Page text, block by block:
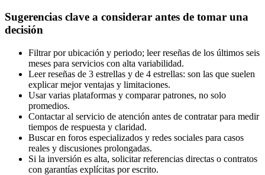
Sugerencias clave a considerar antes de tomar una
decisión
Filtrar por ubicación y periodo; leer reseñas de los últimos seis
meses para servicios con alta variabilidad.
Leer reseñas de 3 estrellas y de 4 estrellas: son las que suelen
explicar mejor ventajas y limitaciones.
Usar varias plataformas y comparar patrones, no solo
promedios.
Contactar al servicio de atención antes de contratar para medir
tiempos de respuesta y claridad.
Buscar en foros especializados y redes sociales para casos
reales y discusiones prolongadas.
Si la inversión es alta, solicitar referencias directas o contratos
con garantías explícitas por escrito.